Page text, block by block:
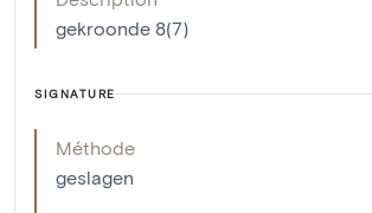
gekroonde 8(7)
SIGNATURE
Méthode
geslagen